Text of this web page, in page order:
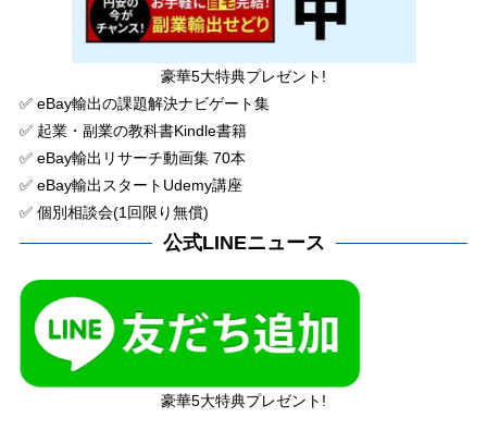
豪華5大特典プレゼント!
✅ eBay輸出の課題解決ナビゲート集
✅ 起業・副業の教科書Kindle書籍
✅ eBay輸出リサーチ動画集 70本
✅ eBay輸出スタートUdemy講座
✅ 個別相談会(1回限り無償)
公式LINEニュース
豪華5大特典プレゼント!